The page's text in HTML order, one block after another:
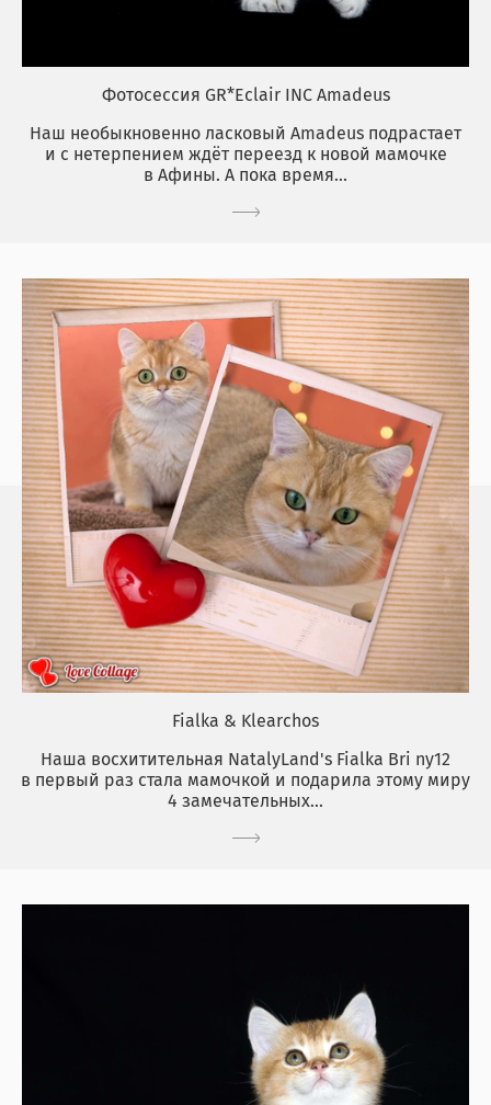
Фотосессия GR*Eclair INC Amadeus
Наш необыкновенно ласковый Amadeus подрастает
и с нетерпением ждёт переезд к новой мамочке
в Афины. А пока время...
Fialka & Klearchos
Наша восхитительная NatalyLand's Fialka Bri ny12
в первый раз стала мамочкой и подарила этому миру
4 замечательных...